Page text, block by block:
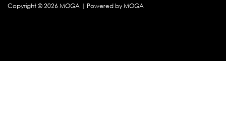
Copyright © 2026 MOGA | Powered by MOGA